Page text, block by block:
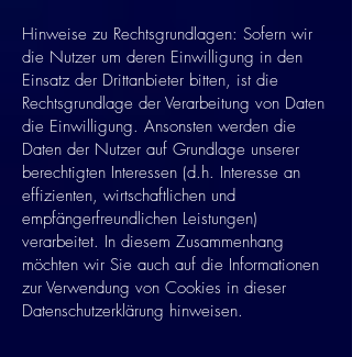
Hinweise zu Rechtsgrundlagen: Sofern wir
die Nutzer um deren Einwilligung in den
Einsatz der Drittanbieter bitten, ist die
Rechtsgrundlage der Verarbeitung von Daten
die Einwilligung. Ansonsten werden die
Daten der Nutzer auf Grundlage unserer
berechtigten Interessen (d.h. Interesse an
effizienten, wirtschaftlichen und
empfängerfreundlichen Leistungen)
verarbeitet. In diesem Zusammenhang
möchten wir Sie auch auf die Informationen
zur Verwendung von Cookies in dieser
Datenschutzerklärung hinweisen.